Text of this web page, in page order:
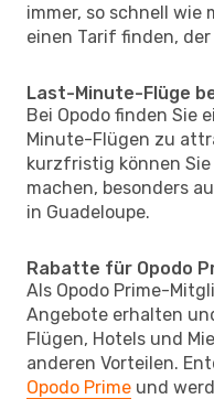
immer, so schnell wie
einen Tarif finden,
Last-Minute-Flüge
Bei Opodo finden Sie
Minute-Flügen zu
kurzfristig können
machen, besonders
in Guadeloupe.
Rabatte für Opodo
Als Opodo Prime-
Angebote erhalten
Flügen, Hotels und
anderen Vorteilen.
Opodo Prime und